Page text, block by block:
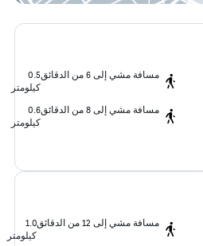
مسافة مشي إلى 6 من الدقائق
0.5
كيلومتر
مسافة مشي إلى 8 من الدقائق
0.6
كيلومتر
مسافة مشي إلى 12 من الدقائق
1.0
كيلومتر